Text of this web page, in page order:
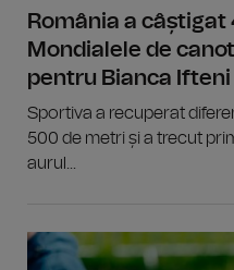
România a câștigat
Mondialele de
pentru Bianca
Sportiva a recuperat
500 de metri și a trecut
aurul...